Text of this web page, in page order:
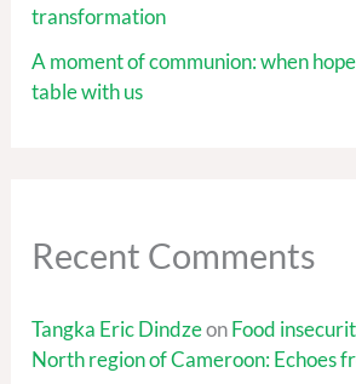
transformation
A moment of communion: when
table with us
Recent Comments
Tangka Eric DindzeonFood
North region of Cameroon: Echoes